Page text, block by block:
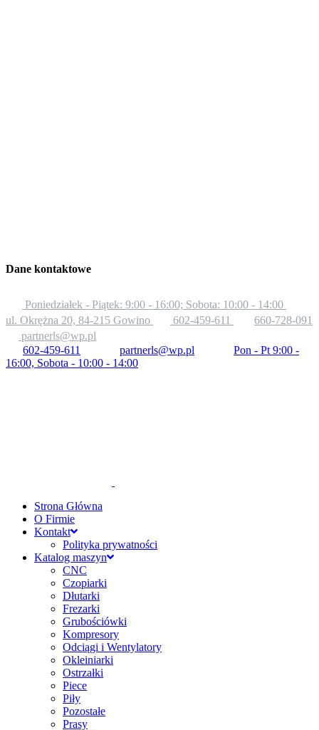
Dane kontaktowe
Poniedziałek - Piątek: 9:00 - 16:00; Sobota: 10:00 - 14:00
ul. Okrężna 20, 84-215 Gowino
602-459-611
660-728-091
partnerls@wp.pl
602-459-611
partnerls@wp.pl
Pon - Pt 9:00 -
16:00, Sobota - 10:00 - 14:00
Strona Główna
O Firmie
Kontakt
Polityka prywatności
Katalog maszyn
CNC
Czopiarki
Dłutarki
Frezarki
Grubościówki
Kompresory
Odciągi i Wentylatory
Okleiniarki
Ostrzałki
Piece
Piły
Pozostałe
Prasy